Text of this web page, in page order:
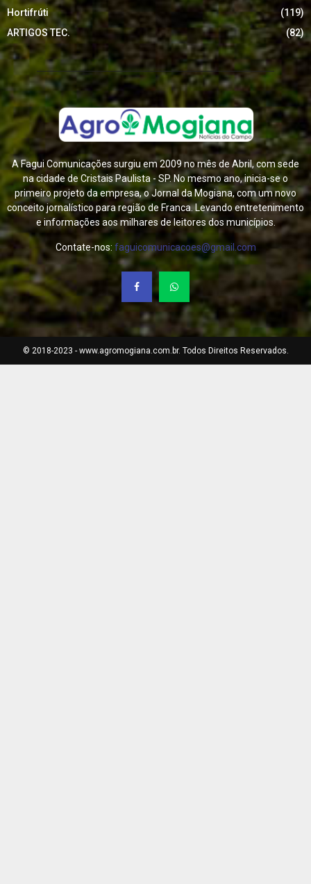
Hortifrúti
(119)
ARTIGOS TEC.
(82)
A Fagui Comunicações surgiu em 2009 no mês de Abril, com sede
na cidade de Cristais Paulista - SP. No mesmo ano, inicia-se o
primeiro projeto da empresa, o Jornal da Mogiana, com um novo
conceito jornalístico para região de Franca. Levando entretenimento
e informações aos milhares de leitores dos municípios.
Contate-nos: faguicomunicacoes@gmail.com
© 2018-2023 - www.agromogiana.com.br. Todos Direitos Reservados.